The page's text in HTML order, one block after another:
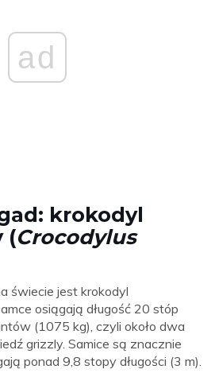
ad
krokodyl
(Crocodylus
świecie jest krokodyl
osiągają długość 20 stóp
(1075 kg), czyli około dwa
grizzly. Samice są znacznie
ponad 9,8 stopy długości (3 m).